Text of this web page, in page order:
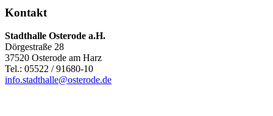
Kontakt
Stadthalle Osterode a.H.
Dörgestraße 28
37520 Osterode am Harz
Tel.: 05522 / 91680-10
info.stadthalle@osterode.de